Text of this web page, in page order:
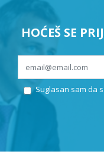
HOĆEŠ SE
Suglasan sam da